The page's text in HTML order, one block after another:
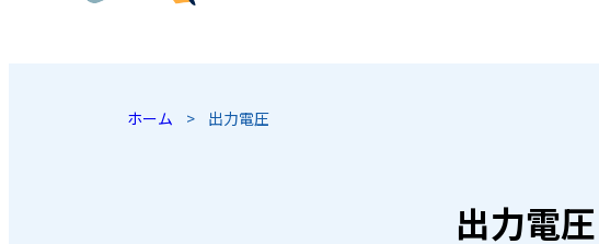
ホーム > 出力電圧
出力電圧